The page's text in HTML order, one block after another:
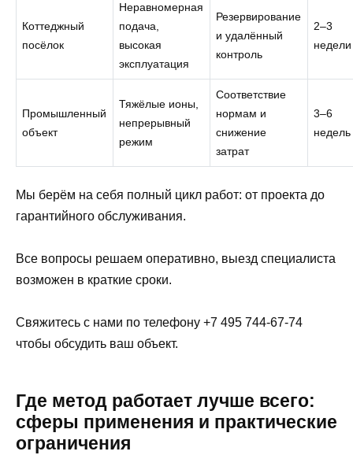
Коттеджный
посёлок
Неравномерная
подача,
высокая
эксплуатация
Резервирование
и удалённый
контроль
2–3
недели
Промышленный
объект
Тяжёлые ионы,
непрерывный
режим
Соответствие
нормам и
снижение
затрат
3–6
недель
Мы берём на себя полный цикл работ: от проекта до
гарантийного обслуживания.
Все вопросы решаем оперативно, выезд специалиста
возможен в краткие сроки.
Свяжитесь с нами по телефону +7 495 744-67-74
чтобы обсудить ваш объект.
Где метод работает лучше всего:
сферы применения и практические
ограничения